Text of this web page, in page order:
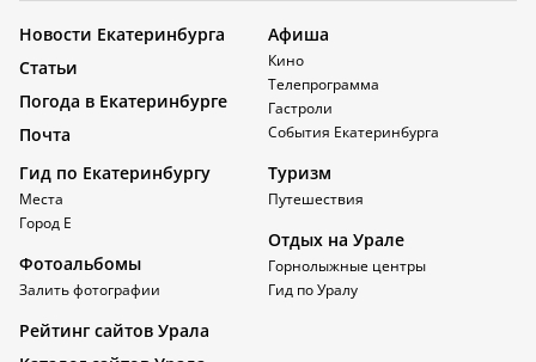
Новости Екатеринбурга
Статьи
Погода в Екатеринбурге
Почта
Афиша
Кино
Телепрограмма
Гастроли
События Екатеринбурга
Гид по Екатеринбургу
Места
Город Е
Фотоальбомы
Залить фотографии
Туризм
Путешествия
Отдых на Урале
Горнолыжные центры
Гид по Уралу
Рейтинг сайтов Урала